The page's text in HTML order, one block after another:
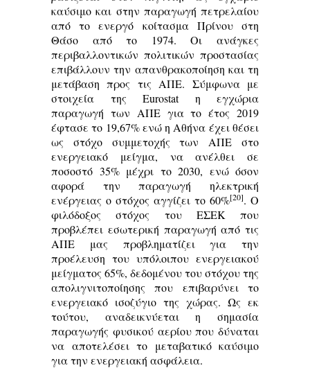
καύσιμο και στην παραγωγή πετρελαίου
από το ενεργό κοίτασμα Πρίνου στη
Θάσο από το 1974. Οι ανάγκες
περιβαλλοντικών πολιτικών προστασίας
επιβάλλουν την απανθρακοποίηση και τη
μετάβαση προς τις ΑΠΕ. Σύμφωνα με
στοιχεία της Eurostat η εγχώρια
παραγωγή των ΑΠΕ για το έτος 2019
έφτασε το 19,67% ενώ η Αθήνα έχει θέσει
ως στόχο συμμετοχής των ΑΠΕ στο
ενεργειακό μείγμα, να ανέλθει σε
ποσοστό 35% μέχρι το 2030, ενώ όσον
αφορά την παραγωγή ηλεκτρική
ενέργειας ο στόχος αγγίζει το 60%[20]. Ο
φιλόδοξος στόχος του ΕΣΕΚ που
προβλέπει εσωτερική παραγωγή από τις
ΑΠΕ μας προβληματίζει για την
προέλευση του υπόλοιπου ενεργειακού
μείγματος 65%, δεδομένου του στόχου της
απολιγνιτοποίησης που επιβαρύνει το
ενεργειακό ισοζύγιο της χώρας. Ως εκ
τούτου, αναδεικνύεται η σημασία
παραγωγής φυσικού αερίου που δύναται
να αποτελέσει το μεταβατικό καύσιμο
για την ενεργειακή ασφάλεια.